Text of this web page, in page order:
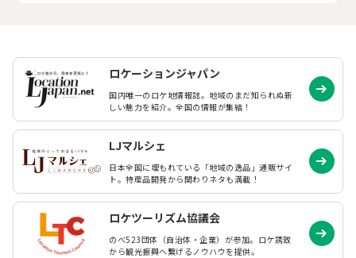
ロケーションジャパン
国内唯一のロケ地情報誌。地域のまだ知られぬ新
しい魅力を紹介。全国の情報が集結！
LJマルシェ
日本全国に埋もれている「地域の逸品」通販サイ
ト。特産品開発から関わりネタも満載！
ロケツーリズム協議会
のべ523団体（自治体・企業）が参加。ロケ誘致
から観光振興へ繋げるノウハウを提供。